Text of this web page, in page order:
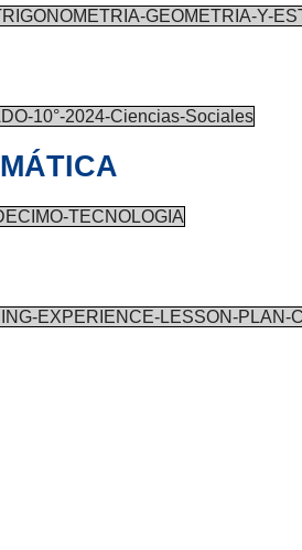
GEOMETRIA-Y-
10°-2024-Ciencias-Sociales
TECNOLOGIA
EXPERIENCE-LESSON-PLAN-